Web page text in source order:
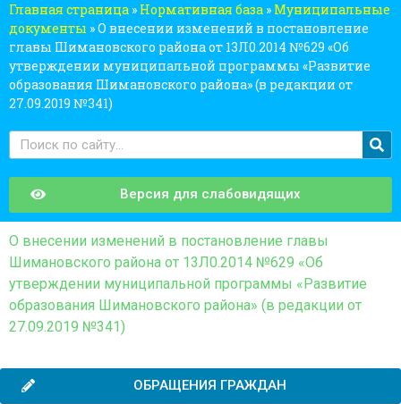
Главная страница » Нормативная база » Муниципальные
документы »О внесении изменений в постановление
главы Шимановского района от 13Л0.2014 №629 «Об
утверждении муниципальной программы «Развитие
образования Шимановского района» (в редакции от
27.09.2019 №341)
Версия для слабовидящих
О внесении изменений в постановление главы
Шимановского района от 13Л0.2014 №629 «Об
утверждении муниципальной программы «Развитие
образования Шимановского района» (в редакции от
27.09.2019 №341)
ОБРАЩЕНИЯ ГРАЖДАН